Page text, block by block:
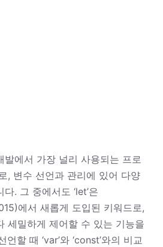
발에서 가장 널리 사용되는 프로
, 변수 선언과 관리에 있어 다양
. 그 중에서도 ‘let’은
에서 새롭게 도입된 키워드로,
세밀하게 제어할 수 있는 기능을
할 때 ‘var’와 ‘const’와의 비교